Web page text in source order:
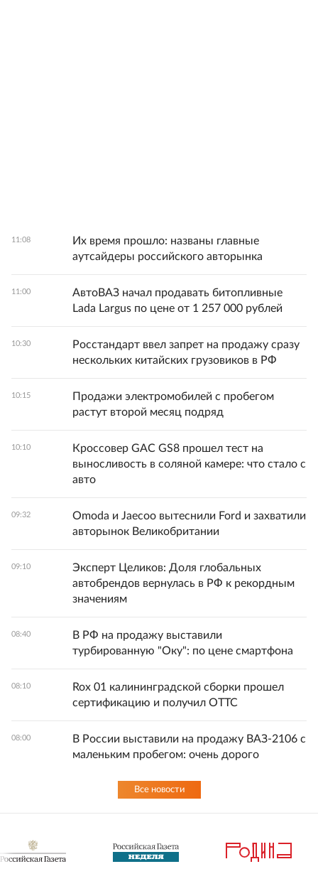
11:08
Их время прошло: названы главные
аутсайдеры российского авторынка
11:00
АвтоВАЗ начал продавать битопливные
Lada Largus по цене от 1 257 000 рублей
10:30
Росстандарт ввел запрет на продажу сразу
нескольких китайских грузовиков в РФ
10:15
Продажи электромобилей с пробегом
растут второй месяц подряд
10:10
Кроссовер GAC GS8 прошел тест на
выносливость в соляной камере: что стало с
авто
09:32
Omoda и Jaecoo вытеснили Ford и захватили
авторынок Великобритании
09:10
Эксперт Целиков: Доля глобальных
автобрендов вернулась в РФ к рекордным
значениям
08:40
В РФ на продажу выставили
турбированную "Оку": по цене смартфона
08:10
Rox 01 калининградской сборки прошел
сертификацию и получил ОТТС
08:00
В России выставили на продажу ВАЗ-2106 с
маленьким пробегом: очень дорого
Все новости